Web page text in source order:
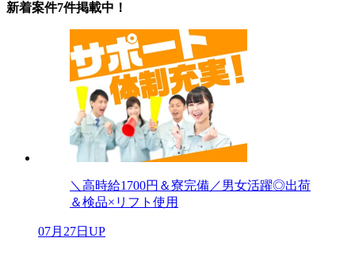
新着案件7件掲載中！
＼高時給1700円＆寮完備／男女活躍◎出荷
＆検品×リフト使用
07月27日UP